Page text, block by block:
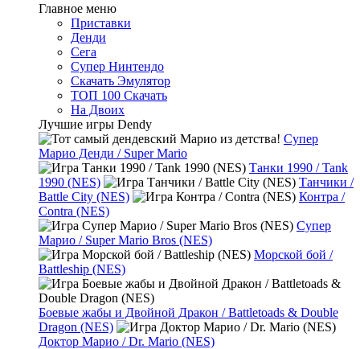
Главное меню
Приставки
Денди
Сега
Супер Нинтендо
Скачать Эмулятор
ТОП 100 Скачать
На Двоих
Лучшие игры Dendy
Супер
Марио Денди / Super Mario
Танки 1990 / Tank
1990 (NES)
Танчики /
Battle City (NES)
Контра /
Contra (NES)
Супер
Марио / Super Mario Bros (NES)
Морской бой /
Battleship (NES)
Боевые жабы и Двойной Дракон / Battletoads & Double
Dragon (NES)
Доктор Марио / Dr. Mario (NES)